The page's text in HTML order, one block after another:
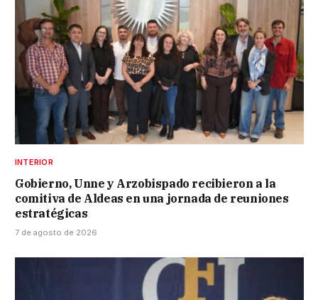
INTERIOR
Gobierno, Unne y Arzobispado recibieron a la
comitiva de Aldeas en una jornada de reuniones
estratégicas
7 de agosto de 2026